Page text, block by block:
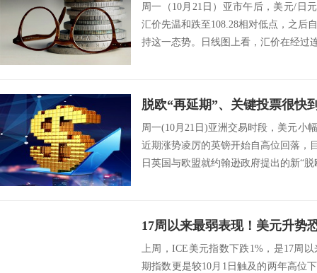
周一（10月21日）亚市午后，美元/日
汇价先温和跌至108.28相对低点，之后
持这一态势。日线图上看，汇价在经过
周一(10月21日)亚洲交易时段，美元小
近期涨势凌厉的英镑开始自高位回落，
日英国与欧盟就约翰逊政府提出的新“
17周以来最弱表现！美元升势
上周，ICE美元指数下跌1%，是17周
期指数更是较10月1日触及的两年高位